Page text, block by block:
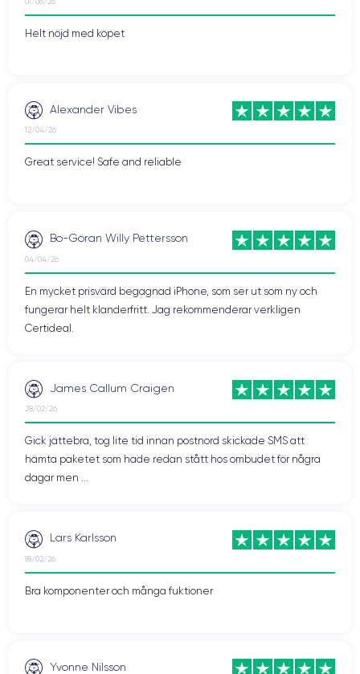
Helt nöjd med köpet
Alexander Vibes
12/04/26
Great service! Safe and reliable
Bo-Göran Willy Pettersson
04/04/26
En mycket prisvärd begagnad iPhone, som ser ut som ny och
fungerar helt klanderfritt. Jag rekommenderar verkligen
Certideal.
James Callum Craigen
28/02/26
Gick jättebra, tog lite tid innan postnord skickade SMS att
hämta paketet som hade redan stått hos ombudet för några
dagar men ...
Lars Karlsson
18/02/26
Bra komponenter och många fuktioner
Yvonne Nilsson